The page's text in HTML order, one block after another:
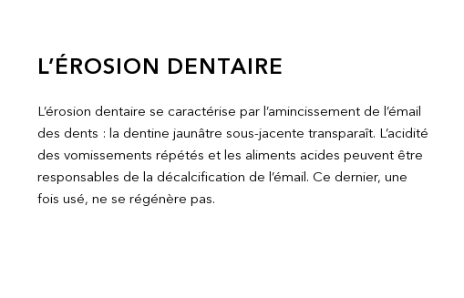
L’ÉROSION DENTAIRE
L’érosion dentaire se caractérise par l’amincissement de l’émail
des dents : la dentine jaunâtre sous-jacente transparaît. L’acidité
des vomissements répétés et les aliments acides peuvent être
responsables de la décalcification de l’émail. Ce dernier, une
fois usé, ne se régénère pas.